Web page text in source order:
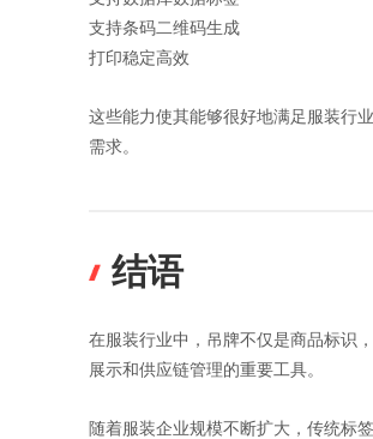
支持条码二维码生成
打印稳定高效
这些能力使其能够很好地满足服装行
需求。
结语
在服装行业中，吊牌不仅是商品标识
展示和供应链管理的重要工具。
随着服装企业规模不断扩大，传统标